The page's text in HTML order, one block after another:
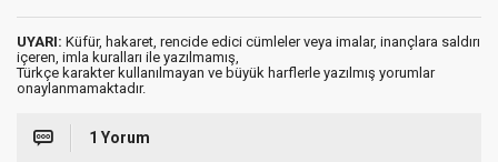
UYARI: Küfür, hakaret, rencide edici cümleler veya imalar, inançlara saldırı
içeren, imla kuralları ile yazılmamış,
Türkçe karakter kullanılmayan ve büyük harflerle yazılmış yorumlar
onaylanmamaktadır.
1 Yorum